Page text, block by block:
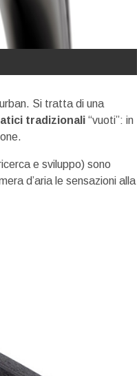
Si tratta di una
tradizionali “vuoti”: in
e sviluppo) sono
d’aria le sensazioni alla